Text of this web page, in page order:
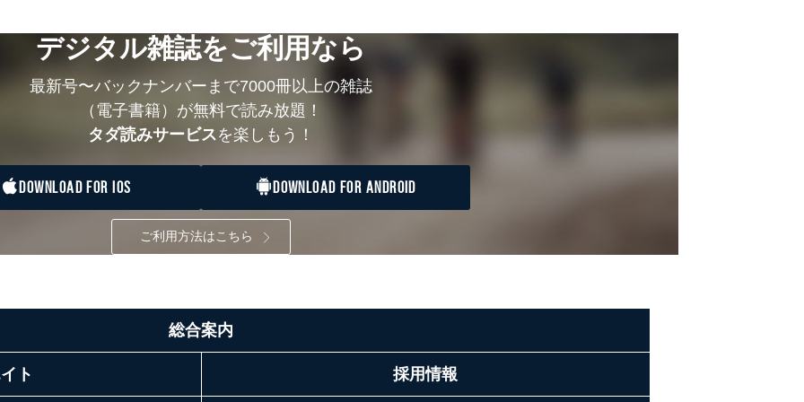
デジタル雑誌をご利用なら
最新号〜バックナンバーまで7000冊以上の雑誌
（電子書籍）が無料で読み放題！
タダ読みサービスを楽しもう！
DOWNLOAD FOR IOS DOWNLOAD FOR ANDROID
ご利用方法はこちら
総合案内
ト 採用情報